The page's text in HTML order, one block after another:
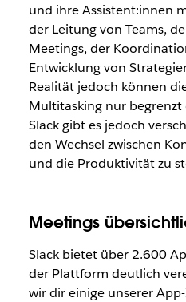
und ihre Assistent:innen
der Leitung von Teams,
Meetings, der
Entwicklung von
Realität jedoch können
Multitasking nur
Slack gibt es jedoch
den Wechsel zwischen
und die Produktivität zu
Meetings
Slack bietet über 2.600
der Plattform deutlich
wir dir einige unserer